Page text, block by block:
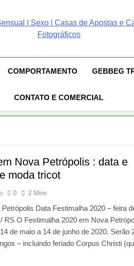
| Ensaio
E Casinos
People! Musas Brasileiras Sexy
COMPORTAMENTO GEBBEG
CONTATO E COMERCIAL
Nova Petrópolis : data e
moda tricot
0 2 Mins
Data Festimalha 2020 – feira
RS O Festimalha 2020 em Nova
de maio a 14 de junho de 2020. Serão
– incluindo feriado Corpus Christi